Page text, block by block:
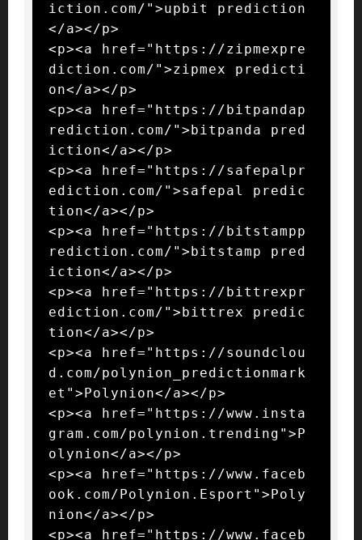
iction.com/">upbit prediction
</a></p>
<p><a href="https://zipmexpre
diction.com/">zipmex predicti
on</a></p>
<p><a href="https://bitpandap
rediction.com/">bitpanda pred
iction</a></p>
<p><a href="https://safepalpr
ediction.com/">safepal predic
tion</a></p>
<p><a href="https://bitstampp
rediction.com/">bitstamp pred
iction</a></p>
<p><a href="https://bittrexpr
ediction.com/">bittrex predic
tion</a></p>
<p><a href="https://soundclou
d.com/polynion_predictionmark
et">Polynion</a></p>
<p><a href="https://www.insta
gram.com/polynion.trending">P
olynion</a></p>
<p><a href="https://www.faceb
ook.com/Polynion.Esport">Poly
nion</a></p>
<p><a href="https://www.faceb